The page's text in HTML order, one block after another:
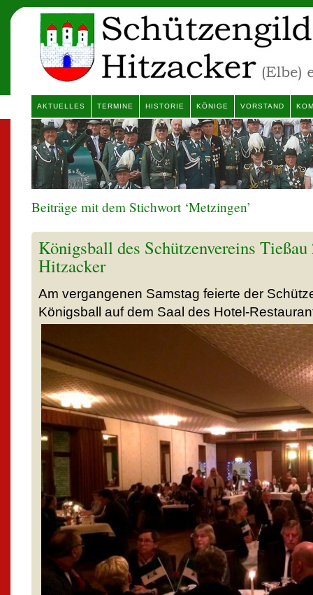
AKTUELLES TERMINE HISTORIE KÖNIGE VORSTAND
Beiträge mit dem Stichwort ‘Metzingen’
Königsball des Schützenvereins
Hitzacker
Am vergangenen Samstag feierte der
Königsball auf dem Saal des Hotel-